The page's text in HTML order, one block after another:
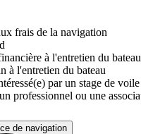
frais de la navigation
à l'entretien du bateau
à l'entretien du bateau
par un stage de
professionnel ou une
de navigation